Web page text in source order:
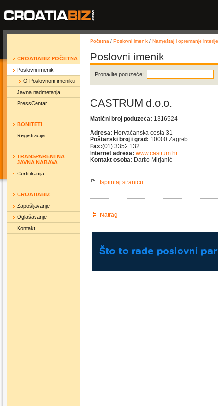
CROATIABIZ POČETNA
Poslovni imenik
O Poslovnom imeniku
Javna nadmetanja
PressCentar
BONITETI
Registracija
TRANSPARENTNA
JAVNA NABAVA
Certifikacija
CROATIABIZ
Zapošljavanje
Oglašavanje
Kontakt
Početna / Poslovni imenik / Namještaj i opremanje
Poslovni imenik
Pronađite poduzeće:
CASTRUM d.o.o.
Matični broj poduzeća: 1316524
Adresa: Horvaćanska cesta 31
Poštanski broj i grad: 10000 Zagreb
Fax:(01) 3352 132
Internet adresa: www.castrum.hr
Kontakt osoba: Darko Mirjanić
Isprintaj stranicu
Natrag